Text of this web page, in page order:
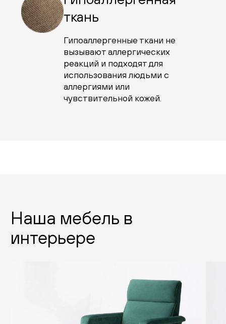
ткань
Гипоаллергенные ткани не
вызывают аллергических
реакций и подходят для
использования людьми с
аллергиями или
чувствительной кожей.
Наша мебель в
интерьере